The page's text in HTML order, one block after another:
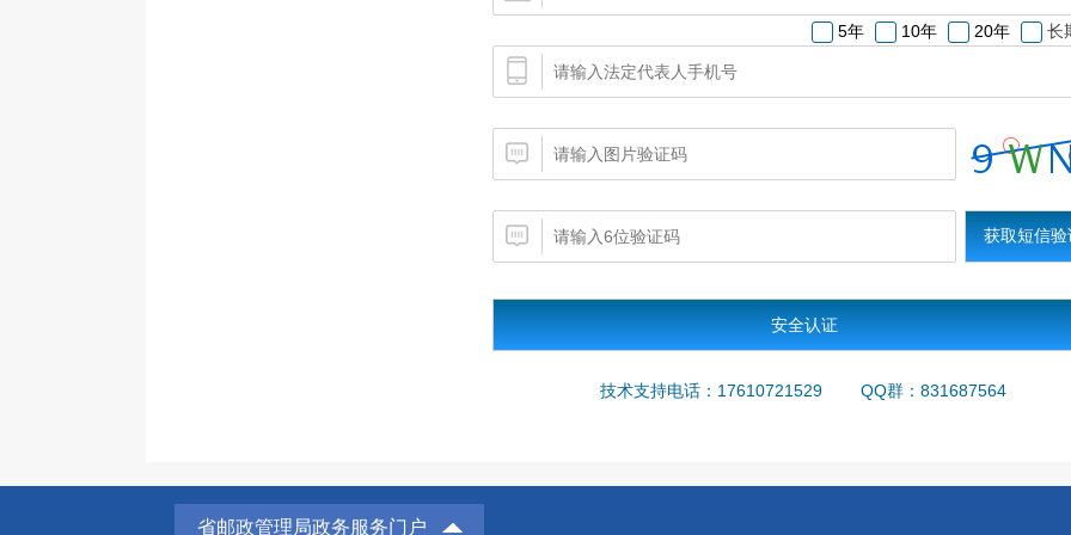
5年 10年 20年 长
安全认证
技术支持电话： 17610721529 QQ群： 831687564
省邮政管理局政务服务门户